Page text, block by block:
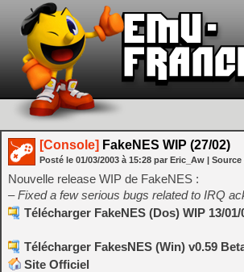
[Console] FakeNES WIP (27/02)
Posté le 01/03/2003 à 15:28 par Eric_Aw | Source
Nouvelle release WIP de FakeNES :
– Fixed a few serious bugs related to IRQ
Télécharger FakeNES (Dos) WIP 13/01/
Télécharger FakesNES (Win) v0.59
Site Officiel